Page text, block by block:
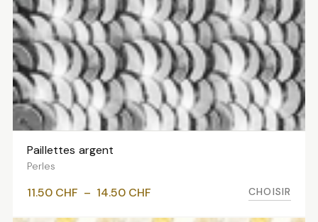
VOIR LES VARIANTES
Paillettes argent
Perles
11.50 CHF – 14.50 CHFPlage
CHOISIR